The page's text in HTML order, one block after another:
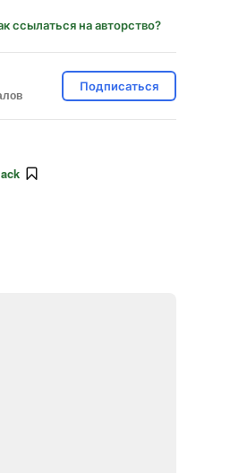
ссылаться на авторство?
Подписаться